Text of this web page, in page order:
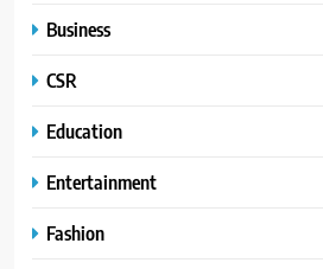
Business
CSR
Education
Entertainment
Fashion